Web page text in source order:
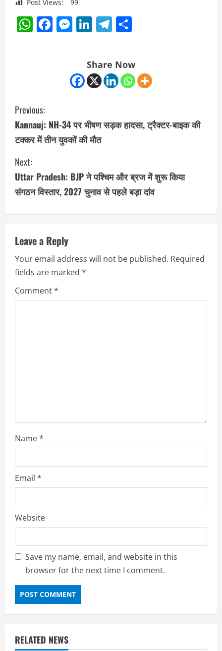
Post Views: 99
WhatsApp
Facebook
Messenger
LinkedIn
Telegram
Share Now
C
o
n
t
i
n
e
R
e
Previous:
Kannauj: NH-34 पर भीषण सड़क हादसा, ट्रैक्टर-बाइक की
टक्कर में तीन युवकों की मौत
Next:
Uttar Pradesh: BJP ने पश्चिम और ब्रज में शुरू किया
संगठन विस्तार, 2027 चुनाव से पहले बड़ा दांव
Leave a Reply
Your email address will not be published. Required
fields are marked *
Comment*
Name*
Email *
Website
Save my name, email, and website in this
browser for the next time I comment.
RELATED NEWS